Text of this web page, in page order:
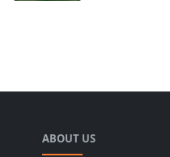
ABOUT US